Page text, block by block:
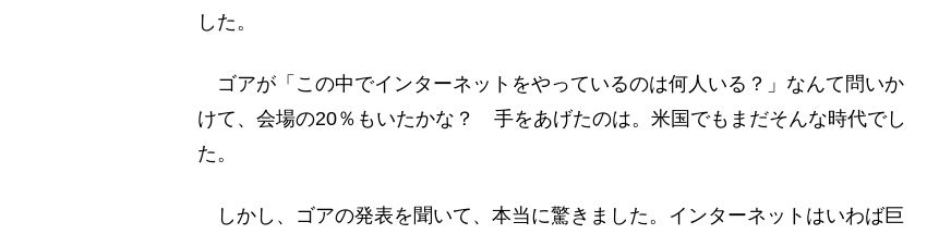
した。
ゴアが「この中でインターネットをやっているのは何人いる？」なんて問いか
けて、会場の20％もいたかな？ 手をあげたのは。米国でもまだそんな時代でし
た。
しかし、ゴアの発表を聞いて、本当に驚きました。インターネットはいわば巨